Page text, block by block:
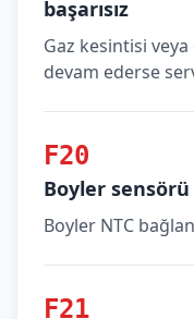
başarısız
Gaz kesintisi
devam ederse
F20
Boyler sensörü
Boyler NTC
F21